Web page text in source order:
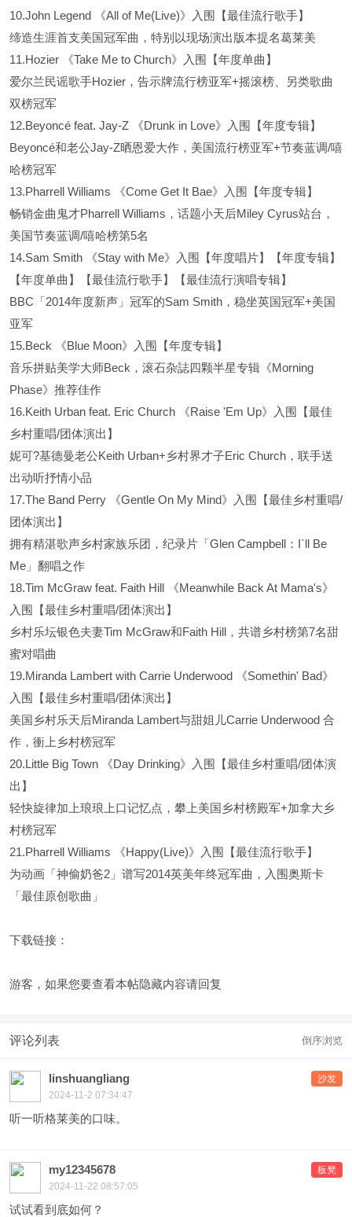
10.John Legend 《All of Me(Live)》入围【最佳流行歌手】
缔造生涯首支美国冠军曲，特别以现场演出版本提名葛莱美
11.Hozier 《Take Me to Church》入围【年度单曲】
爱尔兰民谣歌手Hozier，告示牌流行榜亚军+摇滚榜、另类歌曲
双榜冠军
12.Beyoncé feat. Jay-Z 《Drunk in Love》入围【年度专辑】
Beyoncé和老公Jay-Z晒恩爱大作，美国流行榜亚军+节奏蓝调/嘻
哈榜冠军
13.Pharrell Williams 《Come Get It Bae》入围【年度专辑】
畅销金曲鬼才Pharrell Williams，话题小天后Miley Cyrus站台，
美国节奏蓝调/嘻哈榜第5名
14.Sam Smith 《Stay with Me》入围【年度唱片】【年度专辑】
【年度单曲】【最佳流行歌手】【最佳流行演唱专辑】
BBC「2014年度新声」冠军的Sam Smith，稳坐英国冠军+美国
亚军
15.Beck 《Blue Moon》入围【年度专辑】
音乐拼贴美学大师Beck，滚石杂誌四颗半星专辑《Morning
Phase》推荐佳作
16.Keith Urban feat. Eric Church 《Raise 'Em Up》入围【最佳
乡村重唱/团体演出】
妮可?基德曼老公Keith Urban+乡村界才子Eric Church，联手送
出动听抒情小品
17.The Band Perry 《Gentle On My Mind》入围【最佳乡村重唱/
团体演出】
拥有精湛歌声乡村家族乐团，纪录片「Glen Campbell：I`ll Be
Me」翻唱之作
18.Tim McGraw feat. Faith Hill 《Meanwhile Back At Mama's》
入围【最佳乡村重唱/团体演出】
乡村乐坛银色夫妻Tim McGraw和Faith Hill，共谱乡村榜第7名甜
蜜对唱曲
19.Miranda Lambert with Carrie Underwood 《Somethin' Bad》
入围【最佳乡村重唱/团体演出】
美国乡村乐天后Miranda Lambert与甜姐儿Carrie Underwood 合
作，衝上乡村榜冠军
20.Little Big Town 《Day Drinking》入围【最佳乡村重唱/团体演
出】
轻快旋律加上琅琅上口记忆点，攀上美国乡村榜殿军+加拿大乡
村榜冠军
21.Pharrell Williams 《Happy(Live)》入围【最佳流行歌手】
为动画「神偷奶爸2」谱写2014英美年终冠军曲，入围奥斯卡
「最佳原创歌曲」
下载链接：
游客，如果您要查看本帖隐藏内容请回复
评论列表 倒序浏览
沙发
linshuangliang
2024-11-2 07:34:47
听一听格莱美的口味。
板凳
my12345678
2024-11-22 08:57:05
试试看到底如何？